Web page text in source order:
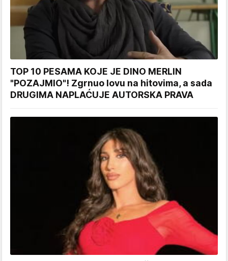
TOP 10 PESAMA KOJE JE DINO MERLIN
"POZAJMIO"! Zgrnuo lovu na hitovima, a sada
DRUGIMA NAPLAĆUJE AUTORSKA PRAVA